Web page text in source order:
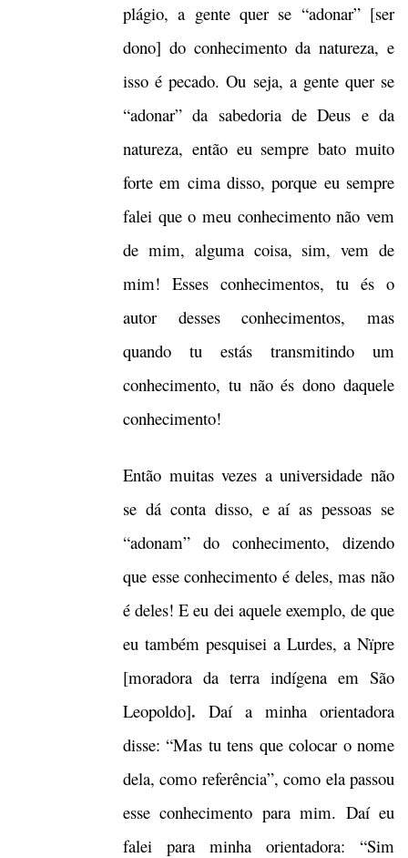
plágio, a gente quer se “adonar” [ser
dono] do conhecimento da natureza, e
isso é pecado. Ou seja, a gente quer se
“adonar” da sabedoria de Deus e da
natureza, então eu sempre bato muito
forte em cima disso, porque eu sempre
falei que o meu conhecimento não vem
de mim, alguma coisa, sim, vem de
mim! Esses conhecimentos, tu és o
autor desses conhecimentos, mas
quando tu estás transmitindo um
conhecimento, tu não és dono daquele
conhecimento!
Então muitas vezes a universidade não
se dá conta disso, e aí as pessoas se
“adonam” do conhecimento, dizendo
que esse conhecimento é deles, mas não
é deles! E eu dei aquele exemplo, de que
eu também pesquisei a Lurdes, a Nïpre
[moradora da terra indígena em São
Leopoldo]. Daí a minha orientadora
disse: “Mas tu tens que colocar o nome
dela, como referência”, como ela passou
esse conhecimento para mim. Daí eu
falei para minha orientadora: “Sim